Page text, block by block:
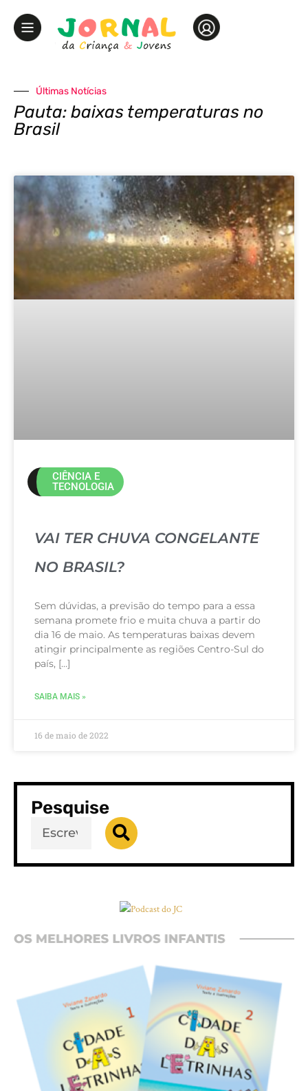
Últimas Notícias
Pauta: baixas temperaturas no
Brasil
CIÊNCIA E
TECNOLOGIA
VAI TER CHUVA CONGELANTE
NO BRASIL?
Sem dúvidas, a previsão do tempo para a essa
semana promete frio e muita chuva a partir do
dia 16 de maio. As temperaturas baixas devem
atingir principalmente as regiões Centro-Sul do
país, […]
SAIBA MAIS »
16 de maio de 2022
Pesquise